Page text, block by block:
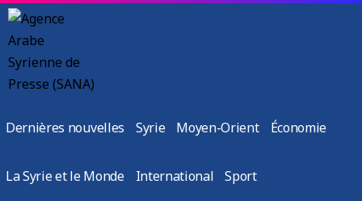
Dernières nouvelles Syrie Moyen-Orient Économie
La Syrie et le Monde International Sport